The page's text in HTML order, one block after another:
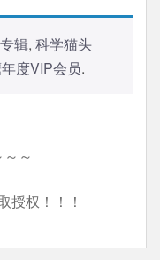
辑, 科学猫头
度VIP会员.
～
授权！！！